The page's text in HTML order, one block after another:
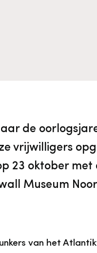
de
vrijwilligers
23 oktober
Museum
van het